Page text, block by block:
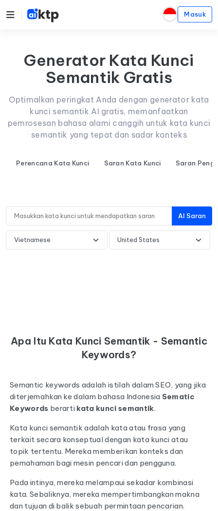
Masuk
Generator Kata Kunci
Semantik Gratis
Optimalkan peringkat Anda dengan generator kata
kunci semantik AI gratis, memanfaatkan
pemrosesan bahasa alami canggih untuk kata kunci
semantik yang tepat dan sadar konteks
Perencana Kata Kunci Saran Kata Kunci Saran
AI Saran
Apa Itu Kata Kunci Semantik - Semantic
Keywords?
Semantic keywords adalah istilah dalam SEO, yang jika
diterjemahkan ke dalam bahasa Indonesia Sematic
Keywords berarti kata kunci semantik.
Kata kunci semantik adalah kata atau frasa yang
terkait secara konseptual dengan kata kunci atau
topik tertentu. Mereka memberikan konteks dan
pemahaman bagi mesin pencari dan pengguna.
Pada intinya, mereka melampaui sekadar kombinasi
kata. Sebaliknya, mereka mempertimbangkan makna
dan tujuan di balik sebuah permintaan pencarian.